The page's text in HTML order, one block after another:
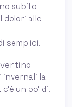
subito
dolori alle
semplici.
invernali la
un po’ di.